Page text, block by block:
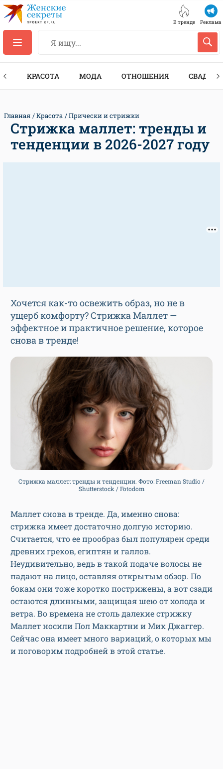
В тренде Реклама
КРАСОТА МОДА ОТНОШЕНИЯ СВАДЬБА
Главная Красота Прически и стрижки
Стрижка маллет: тренды и
тенденции в 2026-2027 году
Хочется как-то освежить образ, но не в
ущерб комфорту? Стрижка Маллет —
эффектное и практичное решение, которое
снова в тренде!
Стрижка маллет: тренды и тенденции. Фото: Freeman Studio /
Shutterstock / Fotodom
Маллет снова в тренде. Да, именно снова:
стрижка имеет достаточно долгую историю.
Считается, что ее прообраз был популярен среди
древних греков, египтян и галлов.
Неудивительно, ведь в такой подаче волосы не
падают на лицо, оставляя открытым обзор. По
бокам они тоже коротко пострижены, а вот сзади
остаются длинными, защищая шею от холода и
ветра. Во времена не столь далекие стрижку
Маллет носили Пол Маккартни и Мик Джаггер.
Сейчас она имеет много вариаций, о которых мы
и поговорим подробней в этой статье.